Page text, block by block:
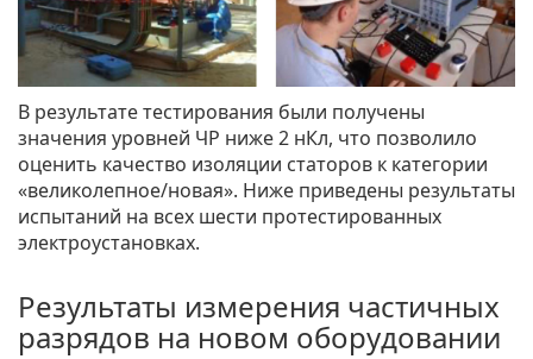
В результате тестирования были получены
значения уровней ЧР ниже 2 нКл, что позволило
оценить качество изоляции статоров к категории
«великолепное/новая». Ниже приведены результаты
испытаний на всех шести протестированных
электроустановках.
Результаты измерения частичных
разрядов на новом оборудовании